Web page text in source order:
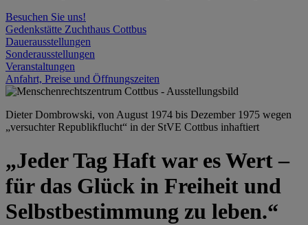
Besuchen Sie uns!
Gedenkstätte Zuchthaus Cottbus
Dauerausstellungen
Sonderausstellungen
Veranstaltungen
Anfahrt, Preise und Öffnungszeiten
Dieter Dombrowski, von August 1974 bis Dezember 1975 wegen
„versuchter Republikflucht“ in der StVE Cottbus inhaftiert
„Jeder Tag Haft war es Wert –
für das Glück in Freiheit und
Selbstbestimmung zu leben.“